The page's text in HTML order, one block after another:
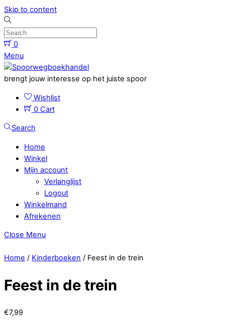
Skip to content
0
Menu
brengt jouw interesse op het juiste spoor
Wishlist
0 Cart
Search
Home
Winkel
Mijn account
Verlanglijst
Logout
Winkelmand
Afrekenen
Close Menu
Home / Kinderboeken / Feest in de trein
Feest in de trein
€7,99